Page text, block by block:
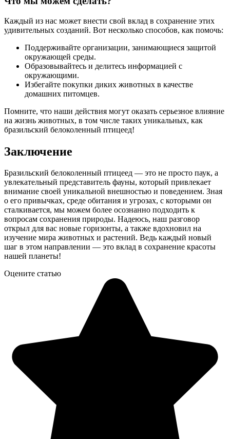
Каждый из нас может внести свой вклад в сохранение этих
удивительных созданий. Вот несколько способов, как помочь:
Поддерживайте организации, занимающиеся защитой
окружающей среды.
Образовывайтесь и делитесь информацией с
окружающими.
Избегайте покупки диких животных в качестве
домашних питомцев.
Помните, что наши действия могут оказать серьезное влияние
на жизнь животных, в том числе таких уникальных, как
бразильский белоколенный птицеед!
Заключение
Бразильский белоколенный птицеед — это не просто паук, а
увлекательный представитель фауны, который привлекает
внимание своей уникальной внешностью и поведением. Зная
о его привычках, среде обитания и угрозах, с которыми он
сталкивается, мы можем более осознанно подходить к
вопросам сохранения природы. Надеюсь, наш разговор
открыл для вас новые горизонты, а также вдохновил на
изучение мира животных и растений. Ведь каждый новый
шаг в этом направлении — это вклад в сохранение красоты
нашей планеты!
Оцените статью